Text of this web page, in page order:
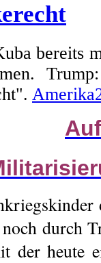
bereits
durch
der heute